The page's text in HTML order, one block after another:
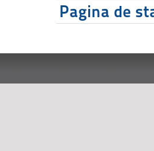
Pagina de